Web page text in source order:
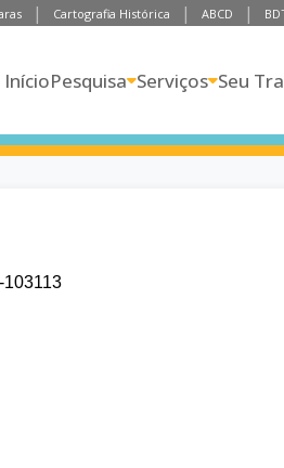
Cartografia Histórica ABCD
InícioPesquisa Serviços Seu
103113